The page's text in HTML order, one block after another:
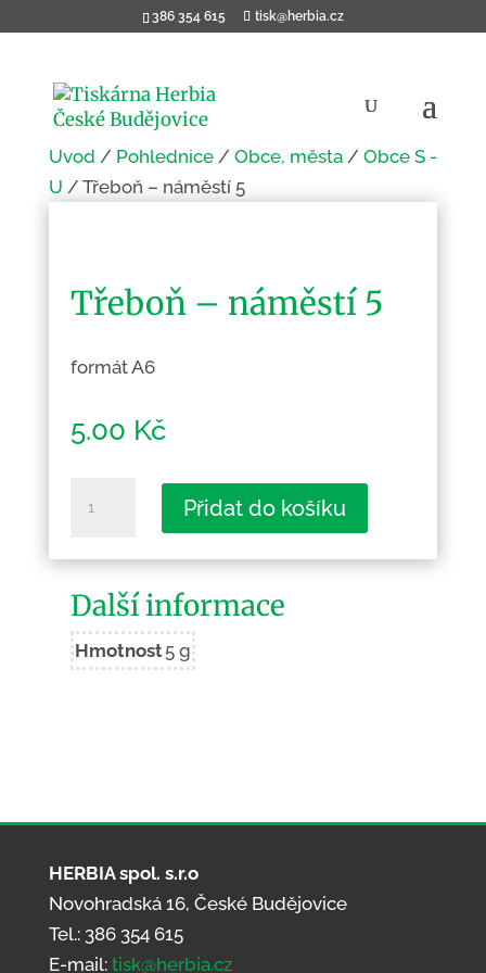
386 354 615 tisk@herbia.cz
Úvod / Pohlednice/ Obce, města/ Obce S -
U / Třeboň – náměstí 5
Třeboň – náměstí 5
formát A6
5.00 Kč
množství
Přidat do košíku
Další informace
Hmotnost5 g
HERBIA spol. s.r.o
Novohradská 16, České Budějovice
Tel.: 386 354 615
E-mail: tisk@herbia.cz